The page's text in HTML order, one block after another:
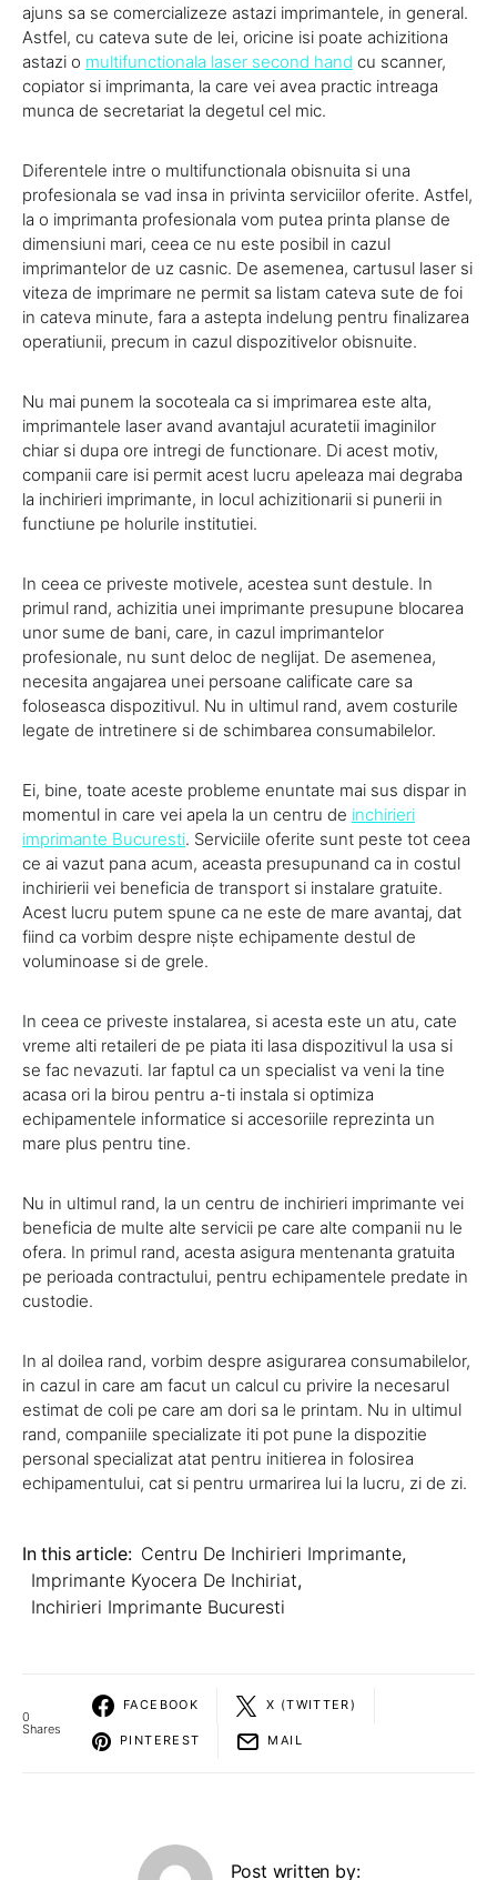
ajuns sa se comercializeze astazi imprimantele, in general.
Astfel, cu cateva sute de lei, oricine isi poate achizitiona
astazi o multifunctionala laser second hand cu scanner,
copiator si imprimanta, la care vei avea practic intreaga
munca de secretariat la degetul cel mic.
Diferentele intre o multifunctionala obisnuita si una
profesionala se vad insa in privinta serviciilor oferite. Astfel,
la o imprimanta profesionala vom putea printa planse de
dimensiuni mari, ceea ce nu este posibil in cazul
imprimantelor de uz casnic. De asemenea, cartusul laser si
viteza de imprimare ne permit sa listam cateva sute de foi
in cateva minute, fara a astepta indelung pentru finalizarea
operatiunii, precum in cazul dispozitivelor obisnuite.
Nu mai punem la socoteala ca si imprimarea este alta,
imprimantele laser avand avantajul acuratetii imaginilor
chiar si dupa ore intregi de functionare. Di acest motiv,
companii care isi permit acest lucru apeleaza mai degraba
la inchirieri imprimante, in locul achizitionarii si punerii in
functiune pe holurile institutiei.
In ceea ce priveste motivele, acestea sunt destule. In
primul rand, achizitia unei imprimante presupune blocarea
unor sume de bani, care, in cazul imprimantelor
profesionale, nu sunt deloc de neglijat. De asemenea,
necesita angajarea unei persoane calificate care sa
foloseasca dispozitivul. Nu in ultimul rand, avem costurile
legate de intretinere si de schimbarea consumabilelor.
Ei, bine, toate aceste probleme enuntate mai sus dispar in
momentul in care vei apela la un centru de inchirieri
imprimante Bucuresti. Serviciile oferite sunt peste tot ceea
ce ai vazut pana acum, aceasta presupunand ca in costul
inchirierii vei beneficia de transport si instalare gratuite.
Acest lucru putem spune ca ne este de mare avantaj, dat
fiind ca vorbim despre niște echipamente destul de
voluminoase si de grele.
In ceea ce priveste instalarea, si acesta este un atu, cate
vreme alti retaileri de pe piata iti lasa dispozitivul la usa si
se fac nevazuti. Iar faptul ca un specialist va veni la tine
acasa ori la birou pentru a-ti instala si optimiza
echipamentele informatice si accesoriile reprezinta un
mare plus pentru tine.
Nu in ultimul rand, la un centru de inchirieri imprimante vei
beneficia de multe alte servicii pe care alte companii nu le
ofera. In primul rand, acesta asigura mentenanta gratuita
pe perioada contractului, pentru echipamentele predate in
custodie.
In al doilea rand, vorbim despre asigurarea consumabilelor,
in cazul in care am facut un calcul cu privire la necesarul
estimat de coli pe care am dori sa le printam. Nu in ultimul
rand, companiile specializate iti pot pune la dispozitie
personal specializat atat pentru initierea in folosirea
echipamentului, cat si pentru urmarirea lui la lucru, zi de zi.
In this article: Centru De Inchirieri Imprimante,
Imprimante Kyocera De Inchiriat,
Inchirieri Imprimante Bucuresti
0
Shares
FACEBOOK X (TWITTER)
PINTEREST MAIL
Post written by: